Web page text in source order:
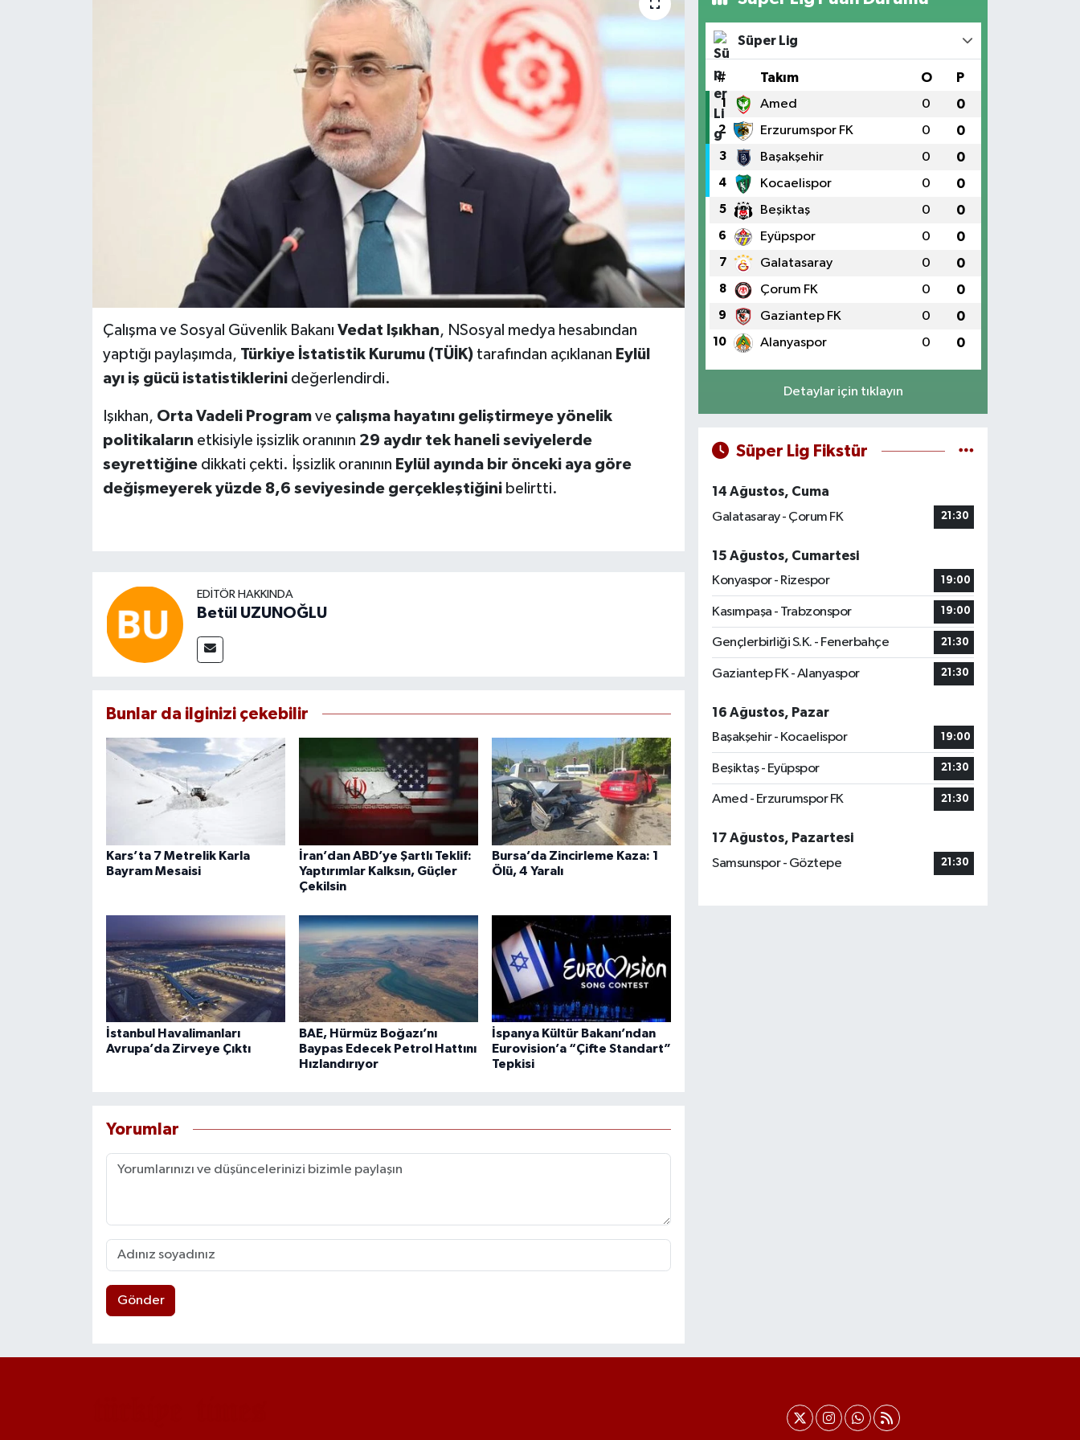
Çalışma ve Sosyal Güvenlik Bakanı Vedat Işıkhan, NSosyal medya hesabından
yaptığı paylaşımda, Türkiye İstatistik Kurumu (TÜİK)tarafından açıklanan Eylül
ayı iş gücü istatistiklerinideğerlendirdi.
Işıkhan, Orta Vadeli Programve çalışma hayatını geliştirmeye yönelik
politikaların etkisiyle işsizlik oranının 29 aydır tek haneli seviyelerde
seyrettiğinedikkati çekti. İşsizlik oranının Eylül ayında bir önceki aya göre
değişmeyerek yüzde 8,6 seviyesinde gerçekleştiğinibelirtti.
EDITÖR HAKKINDA
Betül UZUNOĞLU
Bunlar da ilginizi çekebilir
Kars’ta 7 Metrelik Karla
Bayram Mesaisi
İran’dan ABD’ye Şartlı Teklif:
Yaptırımlar Kalksın, Güçler
Çekilsin
Bursa’da Zincirleme Kaza: 1
Ölü, 4 Yaralı
İstanbul Havalimanları
Avrupa’da Zirveye Çıktı
BAE, Hürmüz Boğazı’nı
Baypas Edecek Petrol Hattını
Hızlandırıyor
İspanya Kültür Bakanı’ndan
Eurovision’a “Çifte Standart”
Tepkisi
Yorumlar
Gönder
Süper Lig
# Takım O P
1 Amed 0 0
2 Erzurumspor FK 0 0
3 Başakşehir 0 0
4 Kocaelispor 0 0
5 Beşiktaş 0 0
6 Eyüpspor 0 0
7 Galatasaray 0 0
8 Çorum FK 0 0
9 Gaziantep FK 0 0
10 Alanyaspor 0 0
Detaylar için tıklayın
Süper Lig Fikstür
14 Ağustos, Cuma
Galatasaray - Çorum FK
21:30
15 Ağustos, Cumartesi
Konyaspor - Rizespor
19:00
Kasımpaşa - Trabzonspor 19:00
Gençlerbirliği S.K. - Fenerbahçe 21:30
Gaziantep FK - Alanyaspor 21:30
16 Ağustos, Pazar
Başakşehir - Kocaelispor
19:00
Beşiktaş - Eyüpspor 21:30
Amed - Erzurumspor FK 21:30
17 Ağustos, Pazartesi
Samsunspor - Göztepe
21:30